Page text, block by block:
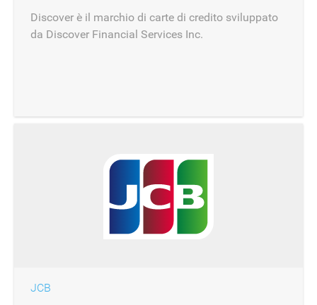
Discover è il marchio di carte di credito sviluppato
da Discover Financial Services Inc.
JCB